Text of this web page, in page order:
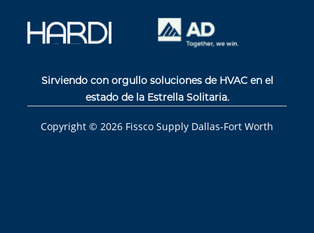
Sirviendo con orgullo soluciones de HVAC en el
estado de la Estrella Solitaria.
Copyright © 2026 Fissco Supply Dallas-Fort Worth